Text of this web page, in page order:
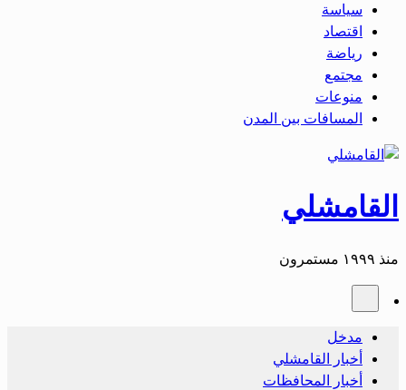
سياسة
اقتصاد
رياضة
مجتمع
منوعات
المسافات بين المدن
القامشلي
منذ ١٩٩٩ مستمرون
مدخل
أخبار القامشلي
أخبار المحافظات